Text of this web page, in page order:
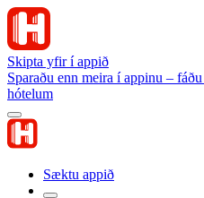
Skipta yfir í appið
Sparaðu enn meira í appinu –
hótelum
Sæktu appið